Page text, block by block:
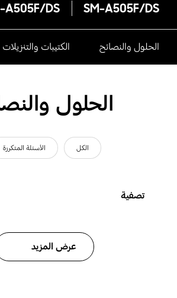
SM-A505F/DS
A505F/DS
الحلول والنصائح الكتيبات والتنزيلات
الحلول
الكل الأسئلة المتكررة
تصفية
عرض المزيد